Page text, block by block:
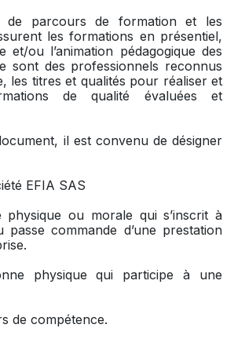
de parcours de formation et les
les formations en présentiel,
et/ou l’animation pédagogique des
sont des professionnels reconnus
les titres et qualités pour réaliser et
de qualité évaluées et
il est convenu de désigner
EFIA SAS
physique ou morale qui s’inscrit à
commande d’une prestation
physique qui participe à une
de compétence.